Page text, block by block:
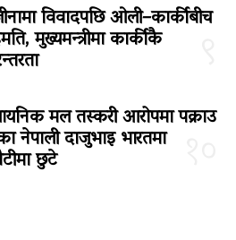
विवादपछि ओली–कार्कीबीच
मुख्यमन्त्रीमा कार्कीकै
मल तस्करी आरोपमा पक्राउ
नेपाली दाजुभाइ भारतमा
छुटे